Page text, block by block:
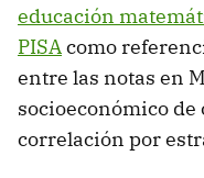
educación
PISAcomo
entre las notas en
socioeconómico de
correlación por